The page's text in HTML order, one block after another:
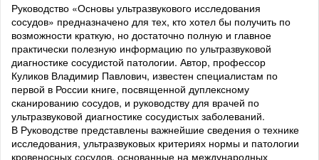
Руководство «Основы ультразвукового исследования
сосудов» предназначено для тех, кто хотел бы получить по
возможности краткую, но достаточно полную и главное
практически полезную информацию по ультразвуковой
диагностике сосудистой патологии. Автор, профессор
Куликов Владимир Павлович, известен специалистам по
первой в России книге, посвященной дуплексному
сканированию сосудов, и руководству для врачей по
ультразвуковой диагностике сосудистых заболеваний.
В Руководстве представлены важнейшие сведения о технике
исследования, ультразвуковых критериях нормы и патологии
кровеносных сосудов, основанные на международных